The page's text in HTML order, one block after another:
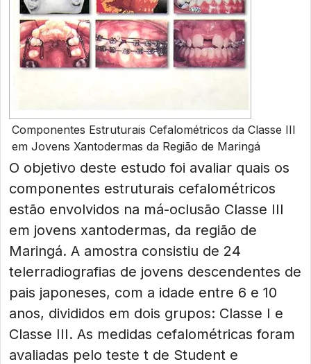
Componentes Estruturais Cefalométricos da Classe III
em Jovens Xantodermas da Região de Maringá
O objetivo deste estudo foi avaliar quais os
componentes estruturais cefalométricos
estão envolvidos na má-oclusão Classe III
em jovens xantodermas, da região de
Maringá. A amostra consistiu de 24
telerradiografias de jovens descendentes de
pais japoneses, com a idade entre 6 e 10
anos, divididos em dois grupos: Classe I e
Classe III. As medidas cefalométricas foram
avaliadas pelo teste t de Student e